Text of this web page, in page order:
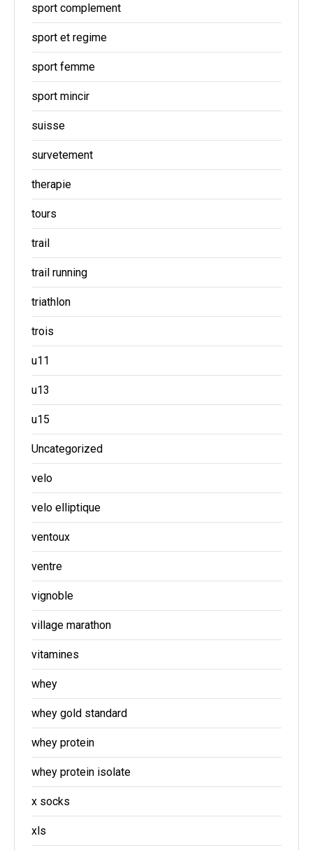
sport complement
sport et regime
sport femme
sport mincir
suisse
survetement
therapie
tours
trail
trail running
triathlon
trois
u11
u13
u15
Uncategorized
velo
velo elliptique
ventoux
ventre
vignoble
village marathon
vitamines
whey
whey gold standard
whey protein
whey protein isolate
x socks
xls